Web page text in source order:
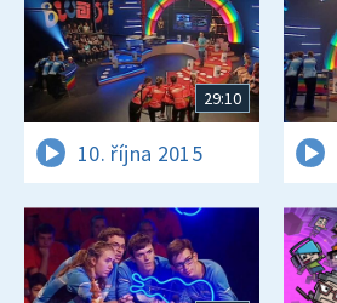
29:10
10. října 2015